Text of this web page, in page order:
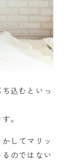
込むといっ
。
してマリッ
のではない